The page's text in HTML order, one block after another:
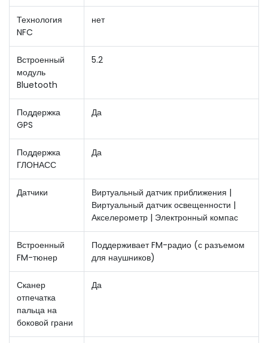
Технология
NFC
нет
Встроенный
модуль
Bluetooth
5.2
Поддержка
GPS
Да
Поддержка
ГЛОНАСС
Да
Датчики
Виртуальный датчик приближения |
Виртуальный датчик освещенности |
Акселерометр | Электронный компас
Встроенный
FM-тюнер
Поддерживает FM-радио (с разъемом
для наушников)
Сканер
отпечатка
пальца на
боковой грани
Да